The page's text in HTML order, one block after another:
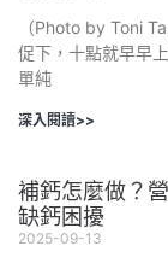
（Photo by Toni
促下，十點就早早
單純
深入閱讀>>
補鈣怎麼做？
缺鈣困擾
2025-09-13